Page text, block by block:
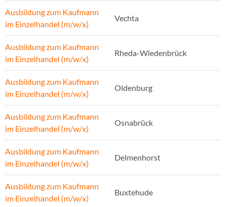
Ausbildung zum Kaufmann
im Einzelhandel (m/w/x)
Vechta
Ausbildung zum Kaufmann
im Einzelhandel (m/w/x)
Rheda-Wiedenbrück
Ausbildung zum Kaufmann
im Einzelhandel (m/w/x)
Oldenburg
Ausbildung zum Kaufmann
im Einzelhandel (m/w/x)
Osnabrück
Ausbildung zum Kaufmann
im Einzelhandel (m/w/x)
Delmenhorst
Ausbildung zum Kaufmann
im Einzelhandel (m/w/x)
Buxtehude